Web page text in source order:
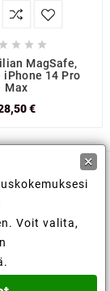
   
MagSafe,
14 Pro
Max
€



×
Voit valita,